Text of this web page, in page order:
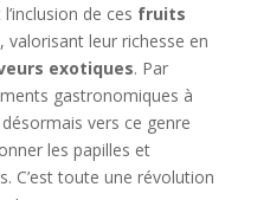
de ces fruits
valorisant leur richesse en
exotiques. Par
gastronomiques à
vers ce genre
les papilles et
C’est toute une révolution